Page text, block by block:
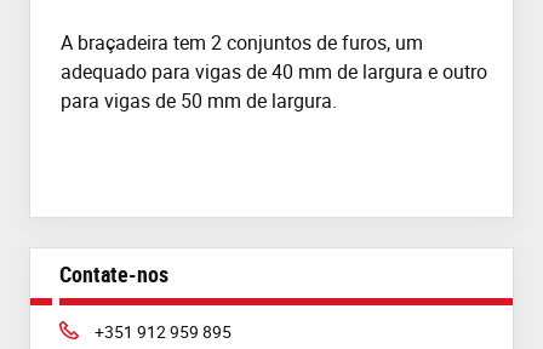
A braçadeira tem 2 conjuntos de furos, um
adequado para vigas de 40 mm de largura e outro
para vigas de 50 mm de largura.
Contate-nos
Phone:
+351 912 959 895